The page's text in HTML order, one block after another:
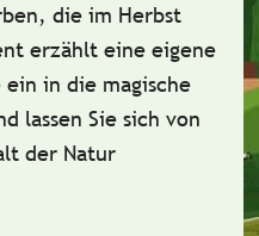
die im Herbst
erzählt eine eigene
ein in die magische
lassen Sie sich von
der Natur